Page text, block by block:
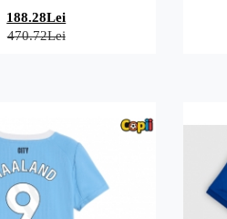
188.28Lei
470.72Lei